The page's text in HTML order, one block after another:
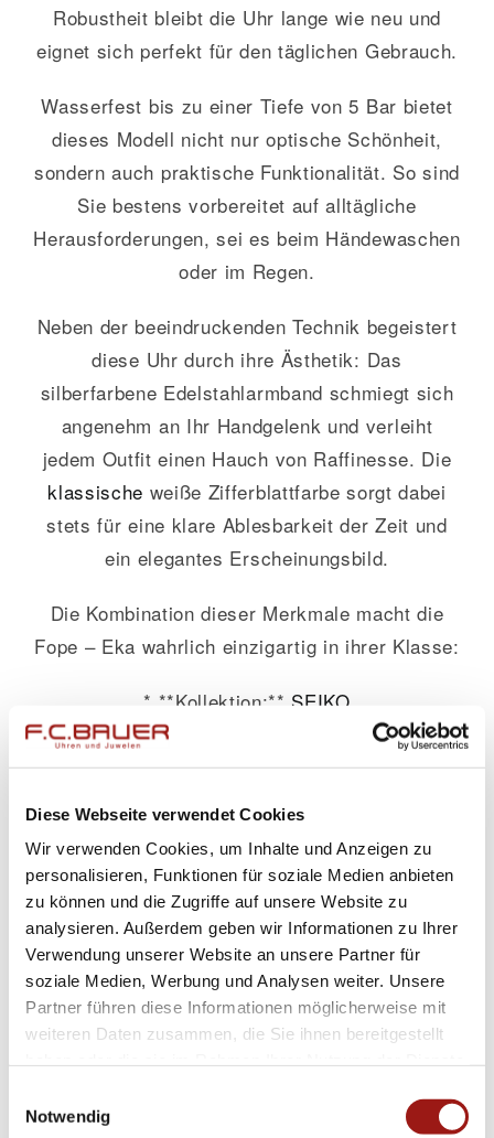
Diese Webseite verwendet Cookies
Wir verwenden Cookies, um Inhalte und Anzeigen zu
personalisieren, Funktionen für soziale Medien anbieten
zu können und die Zugriffe auf unsere Website zu
analysieren. Außerdem geben wir Informationen zu Ihrer
Verwendung unserer Website an unsere Partner für
soziale Medien, Werbung und Analysen weiter. Unsere
Partner führen diese Informationen möglicherweise mit
weiteren Daten zusammen, die Sie ihnen bereitgestellt
Notwendig
Robustheit bleibt die Uhr lange wie neu und
eignet sich perfekt für den täglichen Gebrauch.
Wasserfest bis zu einer Tiefe von 5 Bar bietet
dieses Modell nicht nur optische Schönheit,
sondern auch praktische Funktionalität. So sind
Sie bestens vorbereitet auf alltägliche
Herausforderungen, sei es beim Händewaschen
oder im Regen.
Neben der beeindruckenden Technik begeistert
diese Uhr durch ihre Ästhetik: Das
silberfarbene Edelstahlarmband schmiegt sich
angenehm an Ihr Handgelenk und verleiht
jedem Outfit einen Hauch von Raffinesse. Die
klassische weiße Zifferblattfarbe sorgt dabei
stets für eine klare Ablesbarkeit der Zeit und
ein elegantes Erscheinungsbild.
Die Kombination dieser Merkmale macht die
Fope – Eka wahrlich einzigartig in ihrer Klasse:
* **Kollektion:**SEIKO
* **Uhrwerk:** Hochpräzises Quartzwerk
* **Geschlecht:**KlassischeDamenuhr
* **Wasserdichtheit:** Bis zu 5 Bar sicher
* **Bandmaterial:** Hochwertiger Edelstahl
* **Bandfarbe:** Stilvolles Silber
* **Zifferblatt:** Elegantes Weiß
Erleben Sie gehobenen Tragekomfort gepaart
ohne Kompromisse bei Funktionalität oder Stil